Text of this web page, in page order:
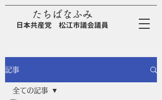
たちばなふみ
日本共産党 松江市議会議員
記事
全ての記事